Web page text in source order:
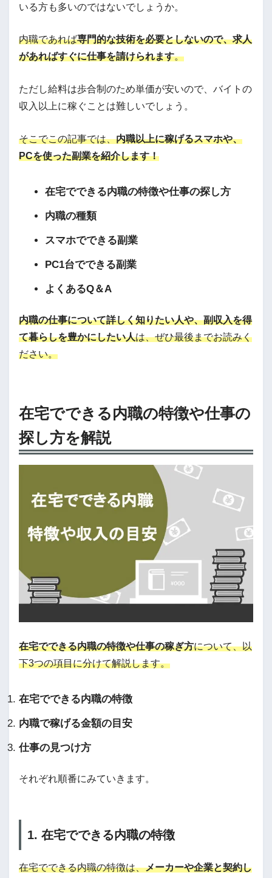
いる方も多いのではないでしょうか。
内職であれば専門的な技術を必要としないので、求人
があればすぐに仕事を請けられます。
ただし給料は歩合制のため単価が安いので、バイトの
収入以上に稼ぐことは難しいでしょう。
そこでこの記事では、内職以上に稼げるスマホや、
PCを使った副業を紹介します！
在宅でできる内職の特徴や仕事の探し方
内職の種類
スマホでできる副業
PC1台でできる副業
よくあるQ＆A
内職の仕事について詳しく知りたい人や、副収入を得
て暮らしを豊かにしたい人は、ぜひ最後までお読みく
ださい。
在宅でできる内職の特徴や仕事の
探し方を解説
在宅でできる内職の特徴や仕事の稼ぎ方について、以
下3つの項目に分けて解説します。
在宅でできる内職の特徴
内職で稼げる金額の目安
仕事の見つけ方
それぞれ順番にみていきます。
1. 在宅でできる内職の特徴
在宅でできる内職の特徴は、メーカーや企業と契約し